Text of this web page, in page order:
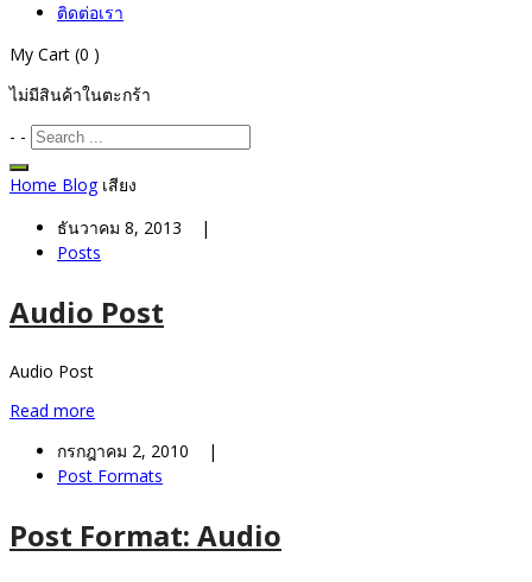
ติดต่อเรา
My Cart (0 )
ไม่มีสินค้าในตะกร้า
- -
Home Blog เสียง
ธันวาคม 8, 2013 |
Posts
Audio Post
Audio Post
Read more
กรกฎาคม 2, 2010 |
Post Formats
Post Format: Audio